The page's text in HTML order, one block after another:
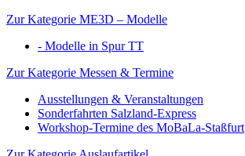
Zur Kategorie ME3D – Modelle
- Modelle in Spur TT
Zur Kategorie Messen & Termine
Ausstellungen & Veranstaltungen
Sonderfahrten Salzland-Express
Workshop-Termine des MoBaLa-Staßfurt